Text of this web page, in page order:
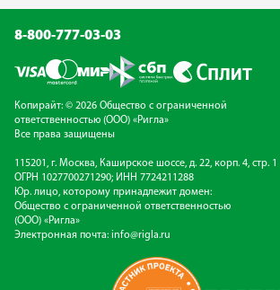
8-800-777-03-03
Копирайт: © 2026 Общество с ограниченной
ответственностью (ООО) «Ригла»
Все права защищены
115201, г. Москва, Каширское шоссе, д. 22, корп. 4, стр. 1
ОГРН 1027700271290; ИНН 7724211288
Юр. лицо, которому принадлежит домен:
Общество с ограниченной ответственностью
(ООО) «Ригла»
Электронная почта: info@rigla.ru